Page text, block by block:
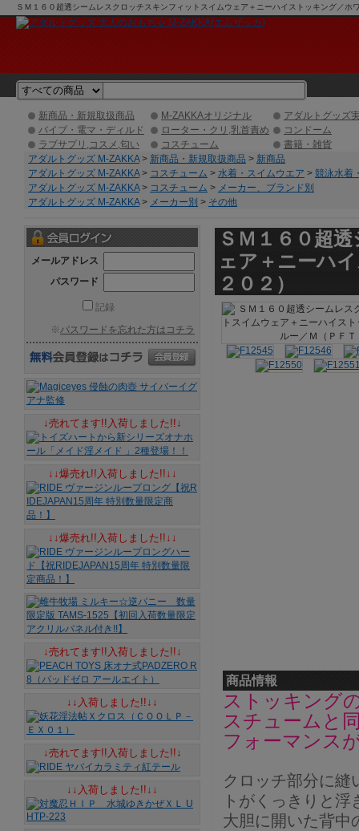
ＳＭ１６０超透シームレスクロッチスキンフィットスイムウェア＋ニーハイストッキング／
OKUマンゾクショッピング】
新商品・新規取扱商品 M-ZAKKAオリジナル
アダルトグッズ
バイブ・電マ・ディルド
ローター・クリ,乳首責め
コンドーム
ラブサプリ,コスメ,匂い
コスチューム
書籍・雑貨
アダルトグッズ M-ZAKKA> 新商品・新規取扱商品 > 新商品
アダルトグッズ M-ZAKKA> コスチューム > 水着・スイムウエア > 競泳水着
アダルトグッズ M-ZAKKA> コスチューム > メーカー、ブランド別
アダルトグッズ M-ZAKKA> メーカー別 > その他
ＳＭ１６０超
ェア＋ニーハ
２０２）
商品情報
ストッキング
スチュームと
フォーマンス
クロッチ部分に縫
トがくっきりと
大胆に開いた背中
メールアドレス
パスワード
記録
※パスワードを忘れた方はコチラ
↓売れてます!!入荷しました!!↓
↓↓爆売れ!!入荷しました!!↓↓
↓↓爆売れ!!入荷しました!!↓↓
↓売れてます!!入荷しました!!↓
↓↓入荷しました!!↓↓
↓売れてます!!入荷しました!!↓
↓↓入荷しました!!↓↓